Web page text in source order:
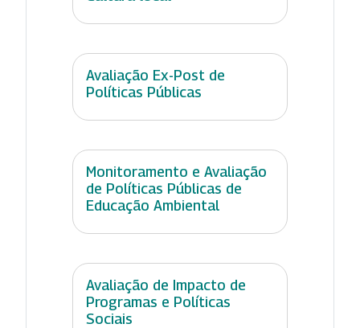
Avaliação Ex-Post de
Políticas Públicas
Monitoramento e Avaliação
de Políticas Públicas de
Educação Ambiental
Avaliação de Impacto de
Programas e Políticas
Sociais